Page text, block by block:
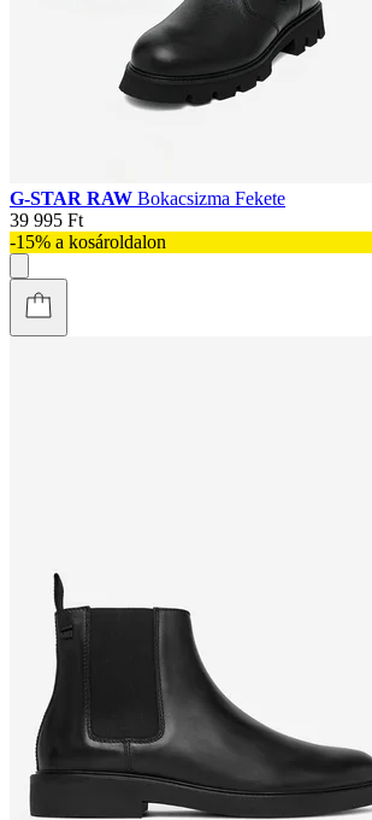
G-STAR RAW Bokacsizma Fekete
39 995 Ft
-15% a kosároldalon